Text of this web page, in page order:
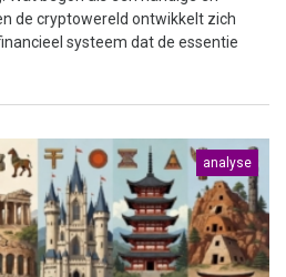
de cryptowereld ontwikkelt zich
systeem dat de essentie
analyse